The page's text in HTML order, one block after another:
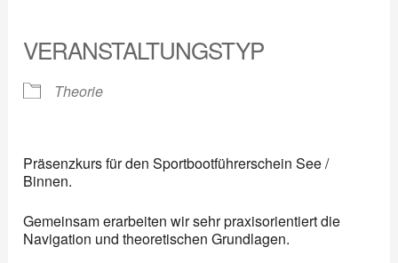
VERANSTALTUNGSTYP
Theorie
Präsenzkurs für den Sportbootführerschein See /
Binnen.
Gemeinsam erarbeiten wir sehr praxisorientiert die
Navigation und theoretischen Grundlagen.